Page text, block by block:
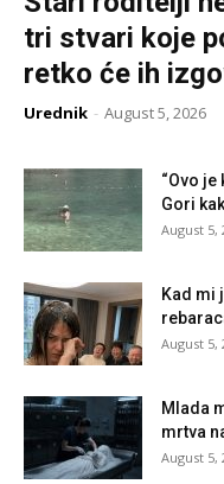
tri stvari koje
retko će ih
Urednik - August 5, 2026
“Ovo
Gori
August 5,
Kad mi
August 5,
Mlada
mrtva
August 5,